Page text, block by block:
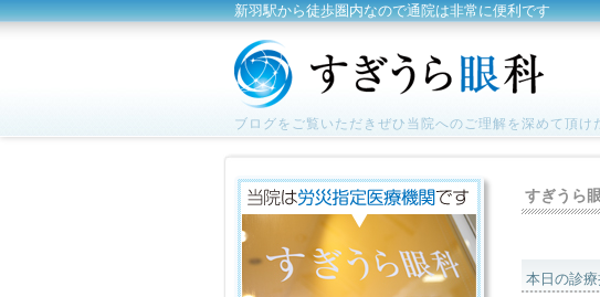
新羽駅から徒歩圏内なので通院は非常に便利です
ブログをご覧いただきぜひ当院へのご理解を深めて頂け
すぎうら
本日の診